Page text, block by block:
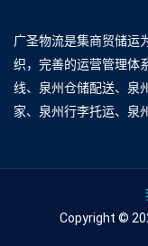
广圣物流是集商贸储运
织，完善的运营管理体
线、泉州仓储配送、泉
家、泉州行李托运、泉
Copyright ©